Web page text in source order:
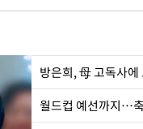
방은희, 母 고독사
월드컵 예선까지…